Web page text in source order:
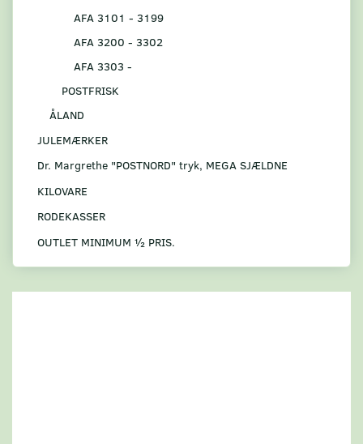
AFA 3101 - 3199
AFA 3200 - 3302
AFA 3303 -
POSTFRISK
ÅLAND
JULEMÆRKER
Dr. Margrethe "POSTNORD" tryk, MEGA SJÆLDNE
KILOVARE
RODEKASSER
OUTLET MINIMUM ½ PRIS.